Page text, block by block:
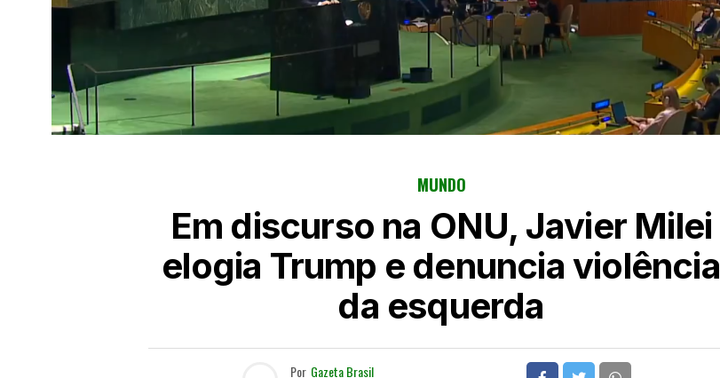
MUNDO
Em discurso na ONU, Javier Milei
elogia Trump e denuncia violência
da esquerda
Por Gazeta Brasil